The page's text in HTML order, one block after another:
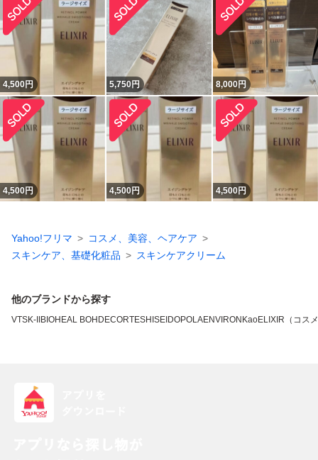
4,500円 5,750円 8,000円
4,500円 4,500円 4,500円
Yahoo!フリマ
コスメ、美容、ヘアケア
スキンケア、基礎化粧品
スキンケアクリーム
他のブランドから探す
VTSK-II BIOHEAL BOH DECORTESHISEIDOPOLAENVIRON KaoELIXIR（コス